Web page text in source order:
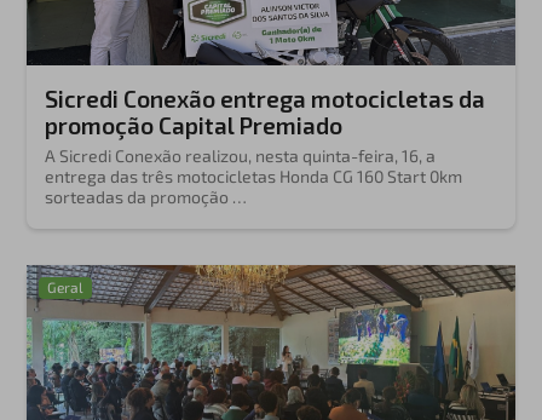
Sicredi Conexão entrega motocicletas da
promoção Capital Premiado
A Sicredi Conexão realizou, nesta quinta-feira, 16, a
entrega das três motocicletas Honda CG 160 Start 0km
sorteadas da promoção …
Geral